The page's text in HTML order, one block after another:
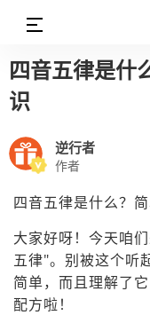
四音五律是什
识
逆行者
作者
四音五律是什么？
大家好呀！今天咱
五律"。别被这个听
简单，而且理解了
配方啦！